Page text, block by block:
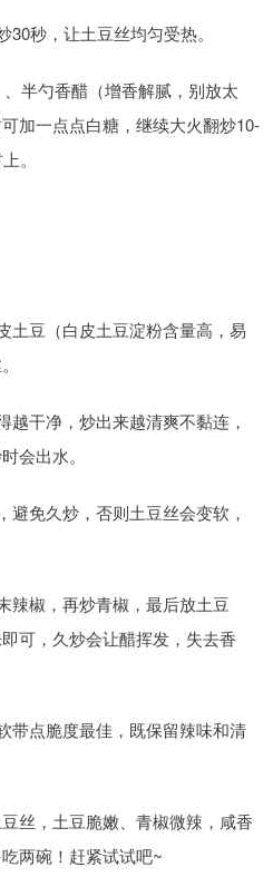
秒，让土豆丝均匀受热。
半勺香醋（增香解腻，别放太
加一点点白糖，继续大火翻炒10-
。
土豆（白皮土豆淀粉含量高，易
干净，炒出来越清爽不黏连，
会出水。
免久炒，否则土豆丝会变软，
辣椒，再炒青椒，最后放土豆
可，久炒会让醋挥发，失去香
带点脆度最佳，既保留辣味和清
丝，土豆脆嫩、青椒微辣，咸香
两碗！赶紧试试吧~